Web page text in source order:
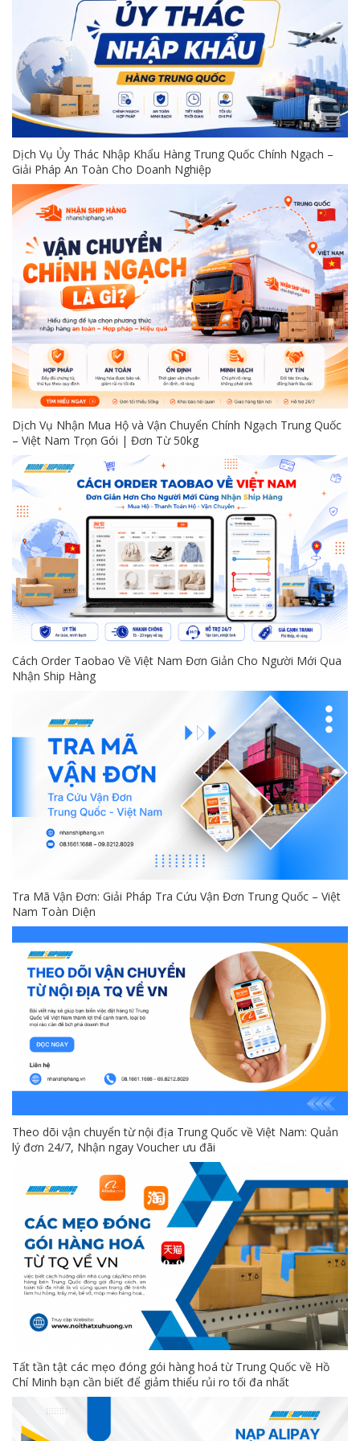
Dịch Vụ Ủy Thác Nhập Khẩu Hàng Trung Quốc Chính Ngạch –
Giải Pháp An Toàn Cho Doanh Nghiệp
Dịch Vụ Nhận Mua Hộ và Vận Chuyển Chính Ngạch Trung Quốc
– Việt Nam Trọn Gói | Đơn Từ 50kg
Cách Order Taobao Về Việt Nam Đơn Giản Cho Người Mới Qua
Nhận Ship Hàng
Tra Mã Vận Đơn: Giải Pháp Tra Cứu Vận Đơn Trung Quốc – Việt
Nam Toàn Diện
Theo dõi vận chuyển từ nội địa Trung Quốc về Việt Nam: Quản
lý đơn 24/7, Nhận ngay Voucher ưu đãi
Tất tần tật các mẹo đóng gói hàng hoá từ Trung Quốc về Hồ
Chí Minh bạn cần biết để giảm thiểu rủi ro tối đa nhất